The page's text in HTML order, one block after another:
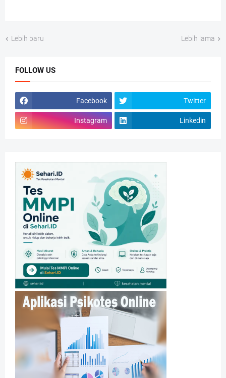
Lebih baru Lebih lama
FOLLOW US
Facebook Twitter
Instagram Linkedin